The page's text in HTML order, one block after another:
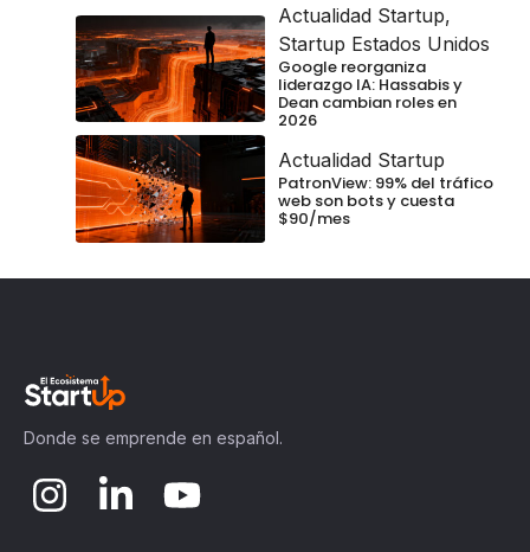
Actualidad Startup,
Startup Estados Unidos
Google reorganiza
liderazgo IA: Hassabis y
Dean cambian roles en
2026
Actualidad Startup
PatronView: 99% del tráfico
web son bots y cuesta
$90/mes
Donde se emprende en español.